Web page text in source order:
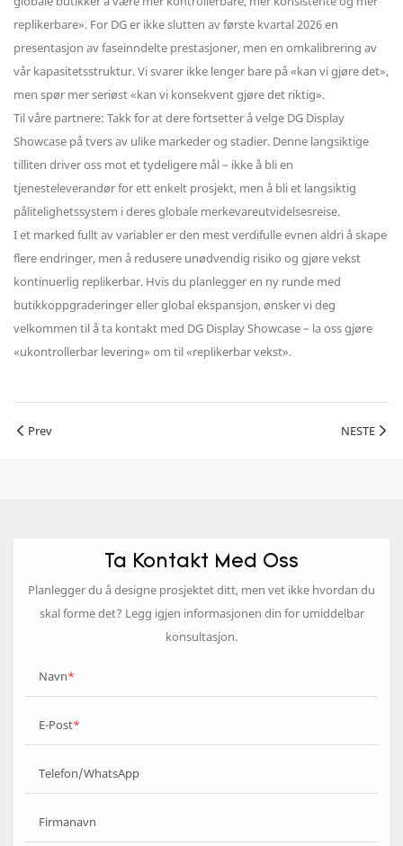
replikerbare». For DG er ikke slutten av første kvartal 2026 en
presentasjon av faseinndelte prestasjoner, men en omkalibrering av
vår kapasitetsstruktur. Vi svarer ikke lenger bare på «kan vi gjøre det»,
men spør mer seriøst «kan vi konsekvent gjøre det riktig».
Til våre partnere: Takk for at dere fortsetter å velge DG Display
Showcase på tvers av ulike markeder og stadier. Denne langsiktige
tilliten driver oss mot et tydeligere mål – ikke å bli en
tjenesteleverandør for ett enkelt prosjekt, men å bli et langsiktig
pålitelighetssystem i deres globale merkevareutvidelsesreise.
I et marked fullt av variabler er den mest verdifulle evnen aldri å skape
flere endringer, men å redusere unødvendig risiko og gjøre vekst
kontinuerlig replikerbar. Hvis du planlegger en ny runde med
butikkoppgraderinger eller global ekspansjon, ønsker vi deg
velkommen til å ta kontakt med DG Display Showcase – la oss gjøre
«ukontrollerbar levering» om til «replikerbar vekst».
Prev NESTE
Ta Kontakt Med Oss
Planlegger du å designe prosjektet ditt, men vet ikke hvordan du
skal forme det? Legg igjen informasjonen din for umiddelbar
konsultasjon.
Navn
E-Post
Telefon/WhatsApp
Firmanavn